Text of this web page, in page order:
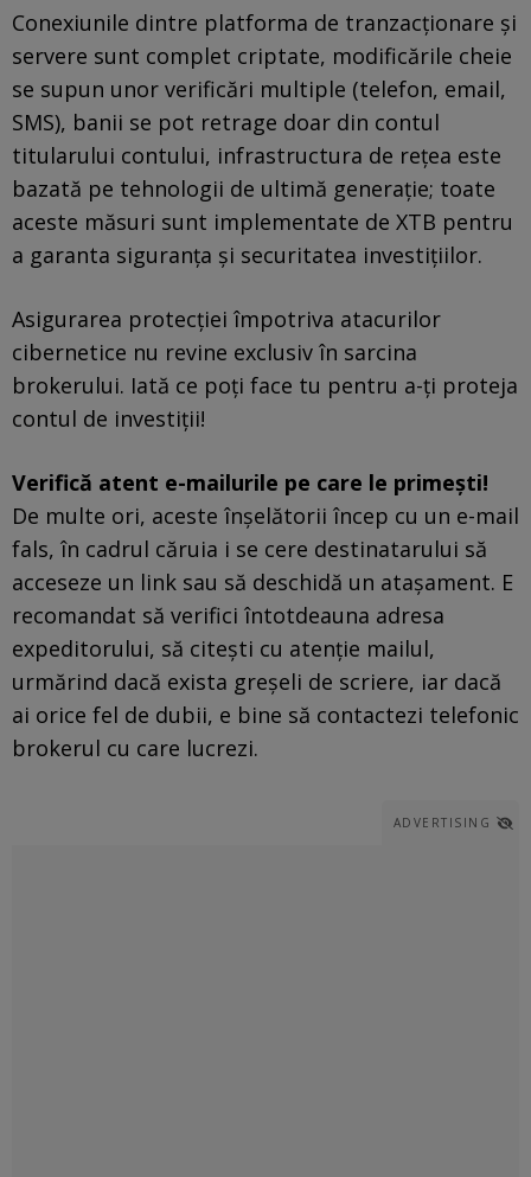
Conexiunile dintre platforma de tranzacționare și
servere sunt complet criptate, modificările cheie
se supun unor verificări multiple (telefon, email,
SMS), banii se pot retrage doar din contul
titularului contului, infrastructura de rețea este
bazată pe tehnologii de ultimă generație; toate
aceste măsuri sunt implementate de XTB pentru
a garanta siguranța și securitatea investițiilor.
Asigurarea protecției împotriva atacurilor
cibernetice nu revine exclusiv în sarcina
brokerului. Iată ce poți face tu pentru a-ți proteja
contul de investiții!
Verifică atent e-mailurile pe care le primești!
De multe ori, aceste înșelătorii încep cu un e-mail
fals, în cadrul căruia i se cere destinatarului să
acceseze un link sau să deschidă un atașament. E
recomandat să verifici întotdeauna adresa
expeditorului, să citești cu atenție mailul,
urmărind dacă exista greșeli de scriere, iar dacă
ai orice fel de dubii, e bine să contactezi telefonic
brokerul cu care lucrezi.
ADVERTISING